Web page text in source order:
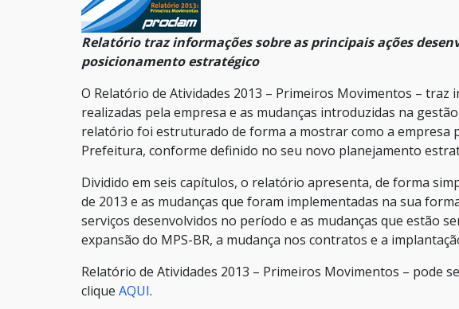
Relatório traz informações sobre as principais ações
posicionamento estratégico
O Relatório de Atividades 2013 – Primeiros Movimentos ­– traz
realizadas pela empresa e as mudanças introduzidas na
relatório foi estruturado de forma a mostrar como a empresa
Prefeitura, conforme definido no seu novo planejamento
Dividido em seis capítulos, o relatório apresenta, de forma
de 2013 e as mudanças que foram implementadas na sua
serviços desenvolvidos no período e as mudanças que estão
expansão do MPS-BR, a mudança nos contratos e a
Relatório de Atividades 2013 – Primeiros Movimentos ­– pode
clique AQUI.